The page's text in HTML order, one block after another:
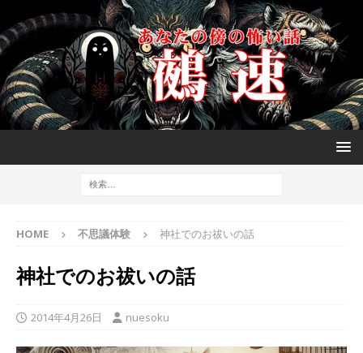
HOME 不思議体験 神社でのお祓いの話
神社でのお祓いの話
2014年4月26日 nuesoku